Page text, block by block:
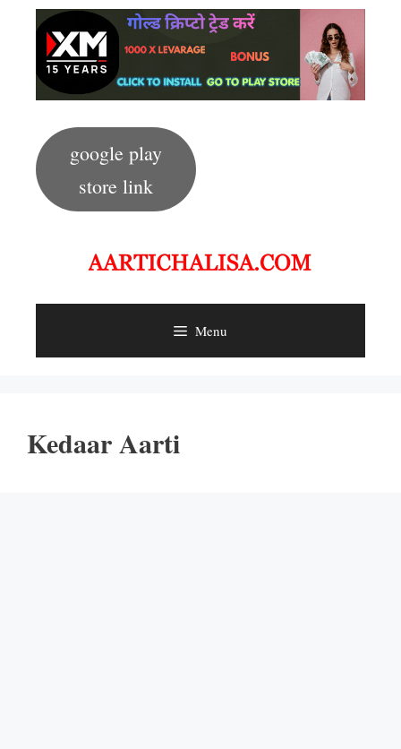
content
google play
store link
Menu
Kedaar Aarti